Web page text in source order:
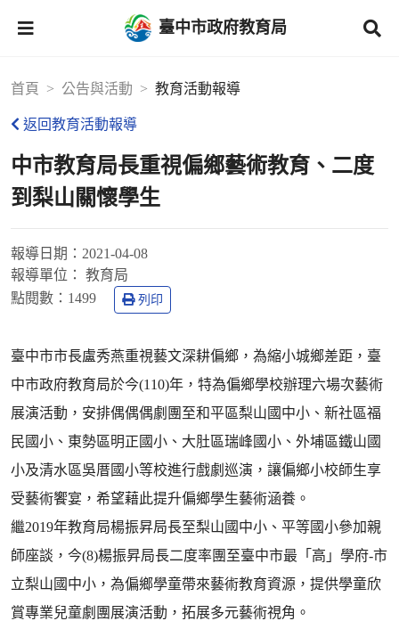
臺中市政府教育局
首頁 公告與活動 教育活動報導
返回教育活動報導
中市教育局長重視偏鄉藝術教育、二度
到梨山關懷學生
報導日期： 2021-04-08
報導單位：
教育局
點閱數： 1499 列印
臺中市市長盧秀燕重視藝文深耕偏鄉，為縮小城鄉差距，臺
中市政府教育局於今(110)年，特為偏鄉學校辦理六場次藝術
展演活動，安排偶偶偶劇團至和平區梨山國中小、新社區福
民國小、東勢區明正國小、大肚區瑞峰國小、外埔區鐵山國
小及清水區吳厝國小等校進行戲劇巡演，讓偏鄉小校師生享
受藝術饗宴，希望藉此提升偏鄉學生藝術涵養。
繼2019年教育局楊振昇局長至梨山國中小、平等國小參加親
師座談，今(8)楊振昇局長二度率團至臺中市最「高」學府-市
立梨山國中小，為偏鄉學童帶來藝術教育資源，提供學童欣
賞專業兒童劇團展演活動，拓展多元藝術視角。